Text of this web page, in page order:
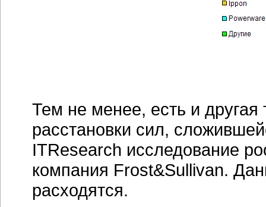
Тем не менее, есть и другая
расстановки сил,
ITResearch исследование
компания Frost&Sullivan.
расходятся.